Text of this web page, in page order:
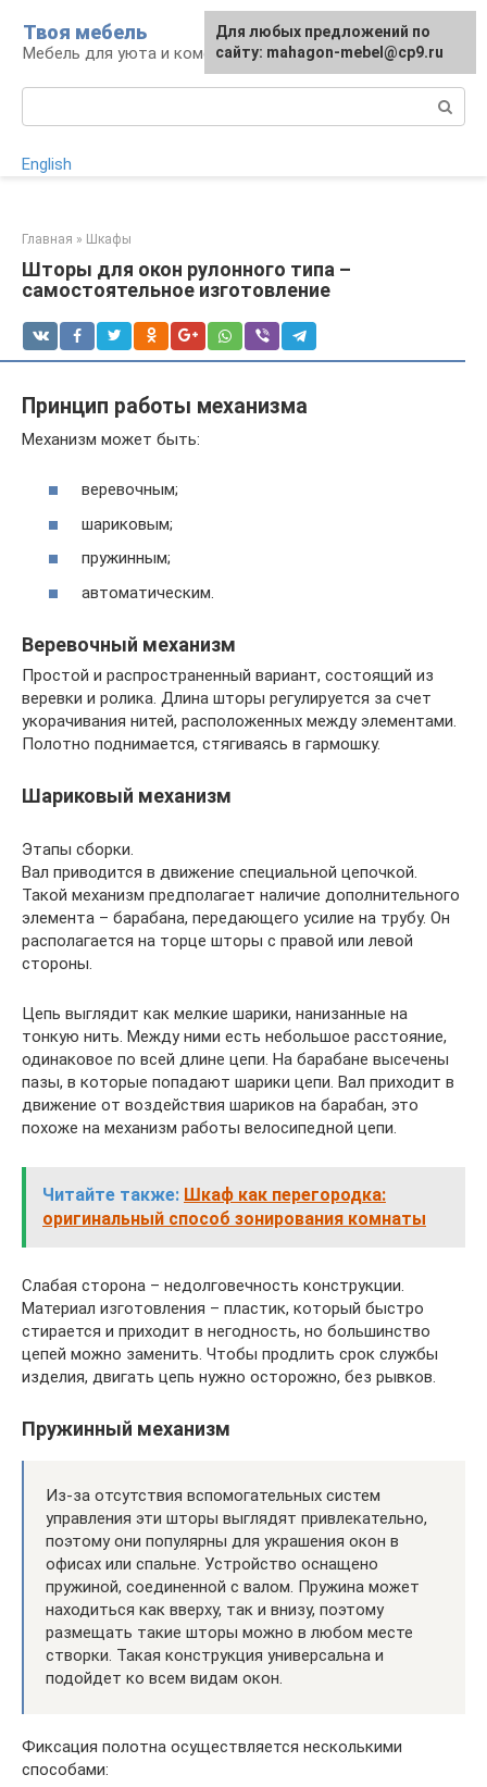
контенту
Твоя мебель
Мебель для уюта и комфорта
English
Главная » Шкафы
Шторы для окон рулонного типа –
самостоятельное изготовление
Принцип работы механизма
Механизм может быть:
веревочным;
шариковым;
пружинным;
автоматическим.
Веревочный механизм
Простой и распространенный вариант, состоящий из
веревки и ролика. Длина шторы регулируется за счет
укорачивания нитей, расположенных между элементами.
Полотно поднимается, стягиваясь в гармошку.
Шариковый механизм
Этапы сборки.
Вал приводится в движение специальной цепочкой.
Такой механизм предполагает наличие дополнительного
элемента – барабана, передающего усилие на трубу. Он
располагается на торце шторы с правой или левой
стороны.
Цепь выглядит как мелкие шарики, нанизанные на
тонкую нить. Между ними есть небольшое расстояние,
одинаковое по всей длине цепи. На барабане высечены
пазы, в которые попадают шарики цепи. Вал приходит в
движение от воздействия шариков на барабан, это
похоже на механизм работы велосипедной цепи.
Читайте также: Шкаф как перегородка:
оригинальный способ зонирования комнаты
Слабая сторона – недолговечность конструкции.
Материал изготовления – пластик, который быстро
стирается и приходит в негодность, но большинство
цепей можно заменить. Чтобы продлить срок службы
изделия, двигать цепь нужно осторожно, без рывков.
Пружинный механизм
Из-за отсутствия вспомогательных систем
управления эти шторы выглядят привлекательно,
поэтому они популярны для украшения окон в
офисах или спальне. Устройство оснащено
пружиной, соединенной с валом. Пружина может
находиться как вверху, так и внизу, поэтому
размещать такие шторы можно в любом месте
створки. Такая конструкция универсальна и
подойдет ко всем видам окон.
Фиксация полотна осуществляется несколькими
способами:
Для любых предложений по
сайту: mahagon-mebel@cp9.ru
Для любых предложений по
сайту: mahagon-mebel@cp9.ru